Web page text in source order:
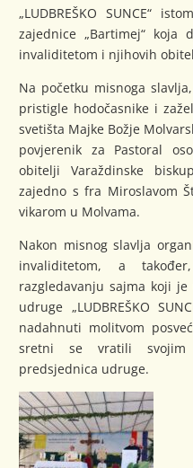
„LUDBREŠKO SUNCE“
zajednice „Bartimej“
invaliditetom i njihovih
Na početku misnoga
pristigle hodočasnike i
svetišta Majke Božje
povjerenik za Pastoral
obitelji Varaždinske
zajedno s fra Miroslavom
vikarom u Molvama.
Nakon misnog slavlja
invaliditetom, a
razgledavanju sajma koji
udruge „LUDBREŠKO
nadahnuti molitvom
sretni se vratili
predsjednica udruge.